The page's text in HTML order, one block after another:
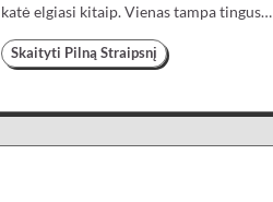
katė elgiasi kitaip. Vienas tampa tingus…
Skaityti Pilną Straipsnį